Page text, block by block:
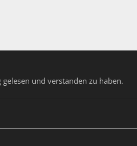
und verstanden zu haben.